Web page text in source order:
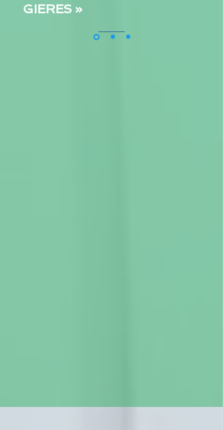
GIERES »